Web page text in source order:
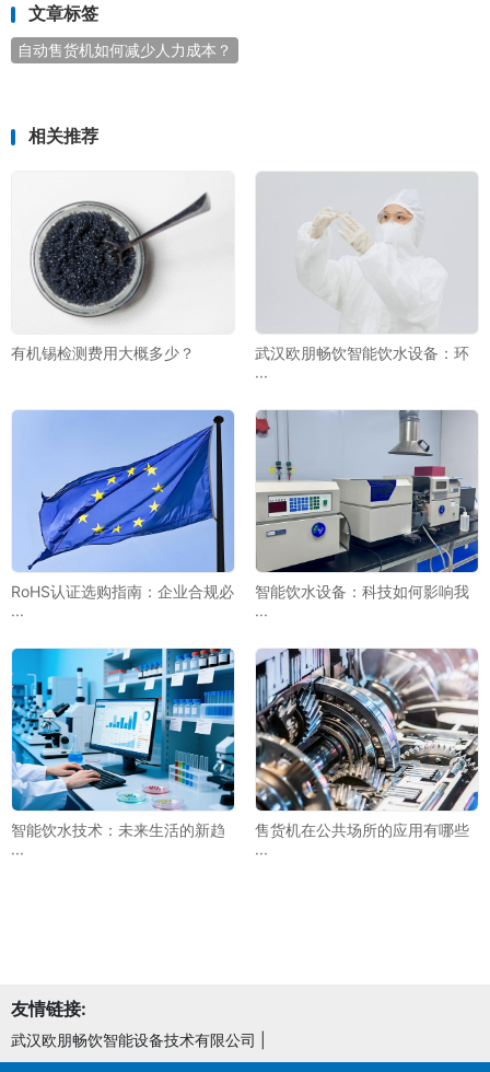
文章标签
自动售货机如何减少人力成本？
相关推荐
有机锡检测费用大概多少？
武汉欧朋畅饮智能饮水设备：环
···
RoHS认证选购指南：企业合规必
···
智能饮水设备：科技如何影响我
···
智能饮水技术：未来生活的新趋
···
售货机在公共场所的应用有哪些
···
友情链接:
武汉欧朋畅饮智能设备技术有限公司